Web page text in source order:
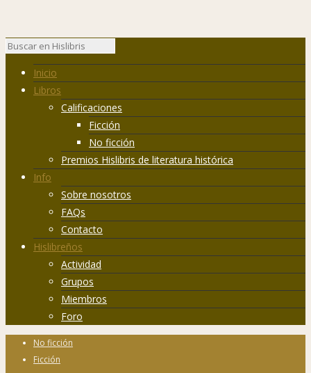
Inicio
Libros
Calificaciones
Ficción
No ficción
Premios Hislibris de literatura histórica
Info
Sobre nosotros
FAQs
Contacto
Hislibreños
Actividad
Grupos
Miembros
Foro
No ficción
Ficción